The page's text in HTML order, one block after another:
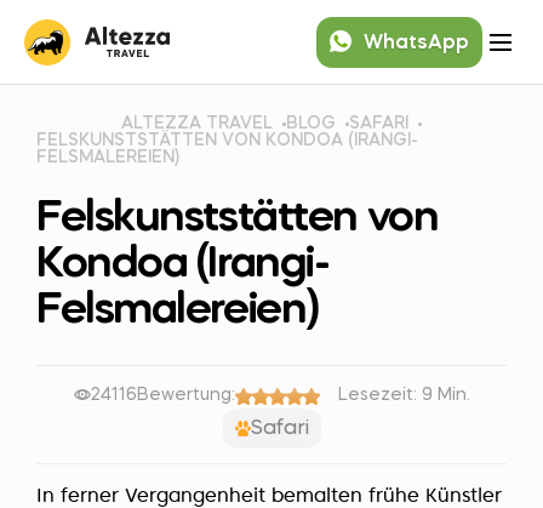
WhatsApp
ALTEZZA TRAVEL BLOG
SAFARI
FELSKUNSTSTÄTTEN VON KONDOA (IRANGI-
FELSMALEREIEN)
Felskunststätten von
Kondoa (Irangi-
Felsmalereien)
24116 Bewertung: Lesezeit: 9 Min.
Safari
In ferner Vergangenheit bemalten frühe Künstler